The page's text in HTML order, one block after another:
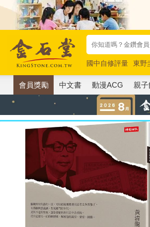
國中自修評量
東野
唯紅花綻放
奧德賽
會員獎勵 中文書 動漫ACG 親